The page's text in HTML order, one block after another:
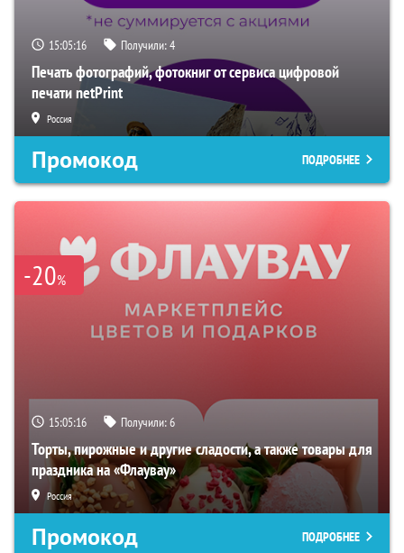
15:05:15 Получили:4
Печать фотографий, фотокниг от сервиса цифровой
печати netPrint
Россия
Промокод ПОДРОБНЕЕ
-20%
15:05:15 Получили:6
Торты, пирожные и другие сладости, а также товары для
праздника на «Флаувау»
Россия
Промокод ПОДРОБНЕЕ